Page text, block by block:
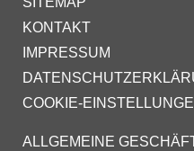
KONTAKT
IMPRESSUM
COOKIE-
ALLGEMEINE